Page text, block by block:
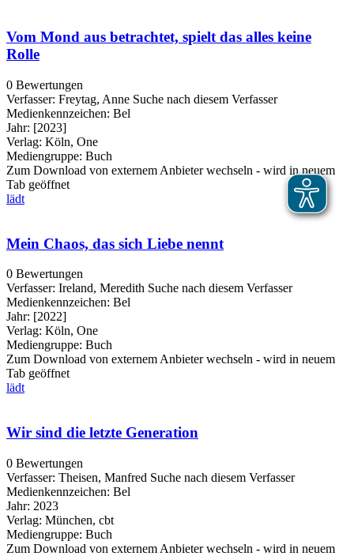
Vom Mond aus betrachtet, spielt das alles keine
Rolle
0 Bewertungen
Verfasser: Freytag, Anne Suche nach diesem Verfasser
Medienkennzeichen: Bel
Jahr: [2023]
Verlag: Köln, One
Mediengruppe: Buch
Zum Download von externem Anbieter wechseln - wird in neuem
Tab geöffnet
lädt
Mein Chaos, das sich Liebe nennt
0 Bewertungen
Verfasser: Ireland, Meredith Suche nach diesem Verfasser
Medienkennzeichen: Bel
Jahr: [2022]
Verlag: Köln, One
Mediengruppe: Buch
Zum Download von externem Anbieter wechseln - wird in neuem
Tab geöffnet
lädt
Wir sind die letzte Generation
0 Bewertungen
Verfasser: Theisen, Manfred Suche nach diesem Verfasser
Medienkennzeichen: Bel
Jahr: 2023
Verlag: München, cbt
Mediengruppe: Buch
Zum Download von externem Anbieter wechseln - wird in neuem